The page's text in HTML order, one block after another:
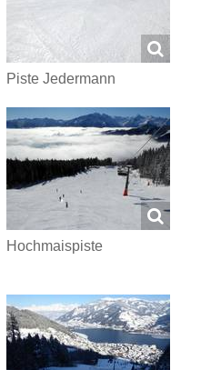
Piste Jedermann
Hochmaispiste